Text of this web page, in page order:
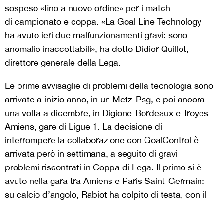
sospeso «fino a nuovo ordine» per i match
di campionato e coppa. «La Goal Line Technology
ha avuto ieri due malfunzionamenti gravi: sono
anomalie inaccettabili», ha detto Didier Quillot,
direttore generale della Lega.
Le prime avvisaglie di problemi della tecnologia sono
arrivate a inizio anno, in un Metz-Psg, e poi ancora
una volta a dicembre, in Digione-Bordeaux e Troyes-
Amiens, gare di Ligue 1. La decisione di
interrompere la collaborazione con GoalControl è
arrivata però in settimana, a seguito di gravi
problemi riscontrati in Coppa di Lega. Il primo si è
avuto nella gara tra Amiens e Paris Saint-Germain:
su calcio d’angolo, Rabiot ha colpito di testa, con il